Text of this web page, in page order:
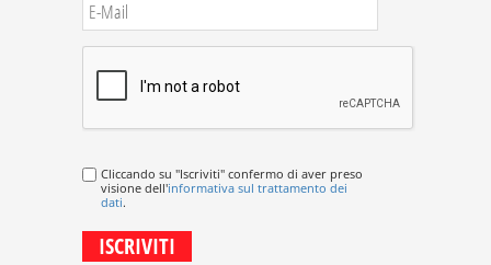
Cliccando su "Iscriviti" confermo di aver preso
visione dell'informativa sul trattamento dei
dati.